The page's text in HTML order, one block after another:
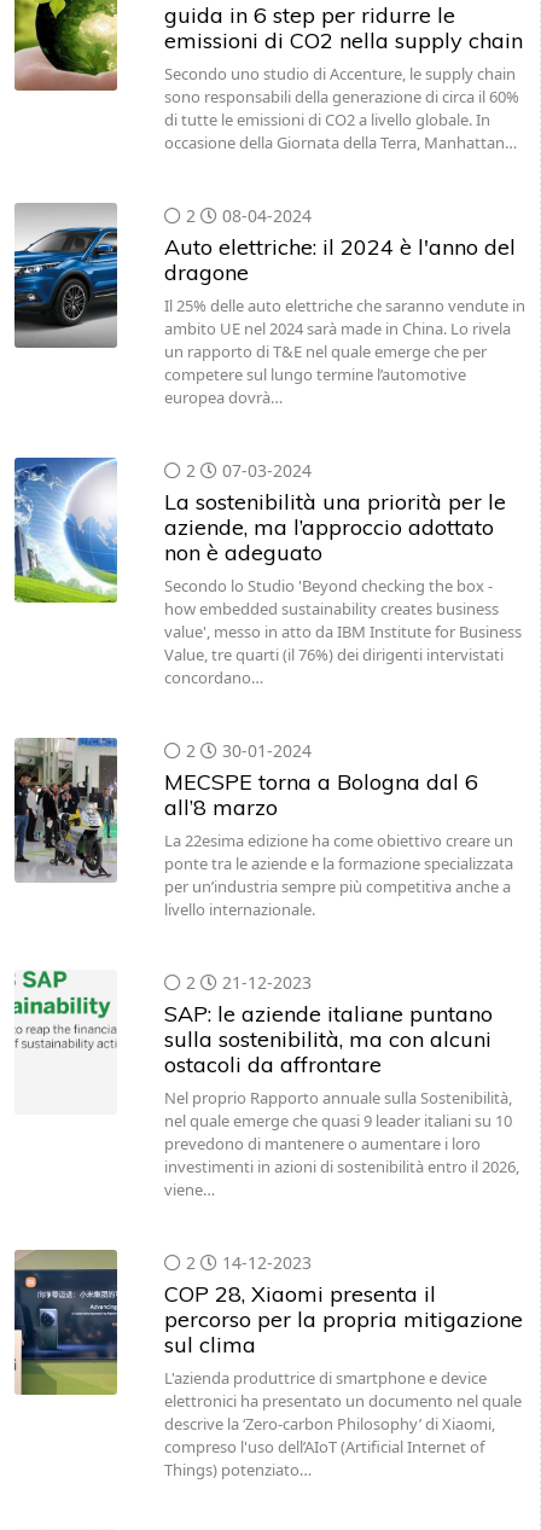
guida in 6 step per ridurre le
emissioni di CO2 nella supply chain
Secondo uno studio di Accenture, le supply chain
sono responsabili della generazione di circa il 60%
di tutte le emissioni di CO2 a livello globale. In
occasione della Giornata della Terra, Manhattan…
2 08-04-2024
Auto elettriche: il 2024 è l'anno del
dragone
Il 25% delle auto elettriche che saranno vendute in
ambito UE nel 2024 sarà made in China. Lo rivela
un rapporto di T&E nel quale emerge che per
competere sul lungo termine l’automotive
europea dovrà…
2 07-03-2024
La sostenibilità una priorità per le
aziende, ma l’approccio adottato
non è adeguato
Secondo lo Studio 'Beyond checking the box -
how embedded sustainability creates business
value', messo in atto da IBM Institute for Business
Value, tre quarti (il 76%) dei dirigenti intervistati
concordano…
2 30-01-2024
MECSPE torna a Bologna dal 6
all’8 marzo
La 22esima edizione ha come obiettivo creare un
ponte tra le aziende e la formazione specializzata
per un’industria sempre più competitiva anche a
livello internazionale.
2 21-12-2023
SAP: le aziende italiane puntano
sulla sostenibilità, ma con alcuni
ostacoli da affrontare
Nel proprio Rapporto annuale sulla Sostenibilità,
nel quale emerge che quasi 9 leader italiani su 10
prevedono di mantenere o aumentare i loro
investimenti in azioni di sostenibilità entro il 2026,
viene…
2 14-12-2023
COP 28, Xiaomi presenta il
percorso per la propria mitigazione
sul clima
L'azienda produttrice di smartphone e device
elettronici ha presentato un documento nel quale
descrive la ‘Zero-carbon Philosophy’ di Xiaomi,
compreso l'uso dell’AIoT (Artificial Internet of
Things) potenziato…